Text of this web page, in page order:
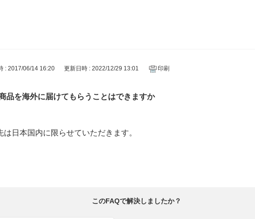
: 2017/06/14 16:20 更新日時 : 2022/12/29 13:01 印刷
品を海外に届けてもらうことはできますか
日本国内に限らせていただきます。
このFAQで解決しましたか？